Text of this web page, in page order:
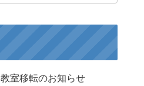
教室移転のお知らせ